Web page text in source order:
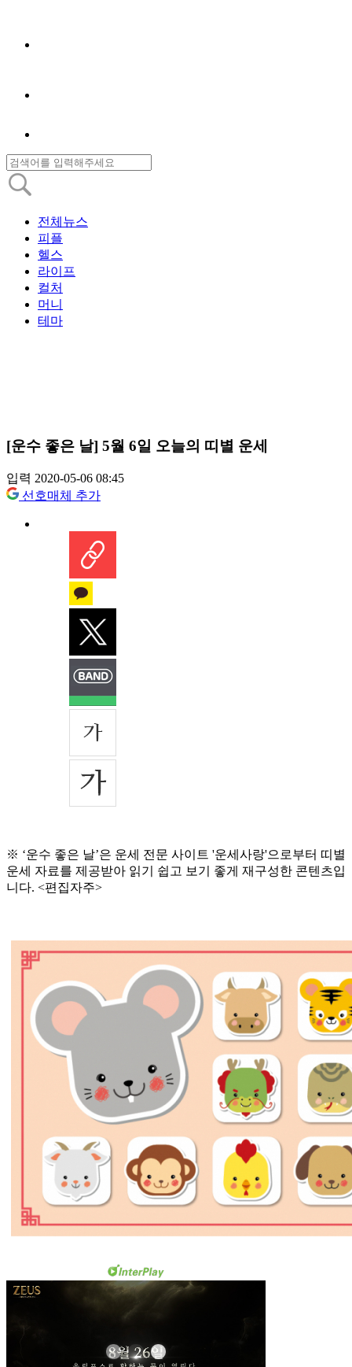
전체뉴스
피플
헬스
라이프
컬처
머니
테마
[운수 좋은 날] 5월 6일 오늘의 띠별 운세
입력 2020-05-06 08:45
선호매체 추가
※ ‘운수 좋은 날’은 운세 전문 사이트 '운세사랑'으로부터 띠별
운세 자료를 제공받아 읽기 쉽고 보기 좋게 재구성한 콘텐츠입
니다. <편집자주>